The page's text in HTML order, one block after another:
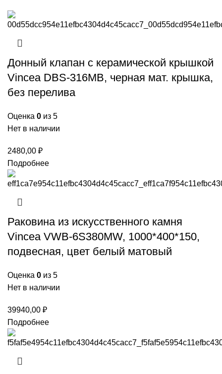
Донный клапан с керамической крышкой
Vincea DBS-316MB, черная мат. крышка,
без перелива
Оценка 0 из 5
Нет в наличии
2480,00 ₽
Подробнее
Раковина из искусственного камня
Vincea VWB-6S380MW, 1000*400*150,
подвесная, цвет белый матовый
Оценка 0 из 5
Нет в наличии
39940,00 ₽
Подробнее